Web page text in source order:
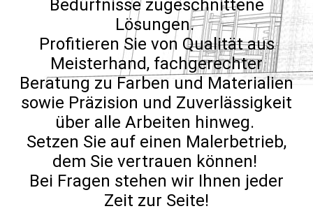
Bedürfnisse zugeschnittene
Lösungen.
Profitieren Sie von Qualität aus
Meisterhand, fachgerechter
Beratung zu Farben und Materialien
sowie Präzision und Zuverlässigkeit
über alle Arbeiten hinweg.
Setzen Sie auf einen Malerbetrieb,
dem Sie vertrauen können!
Bei Fragen stehen wir Ihnen jeder
Zeit zur Seite!